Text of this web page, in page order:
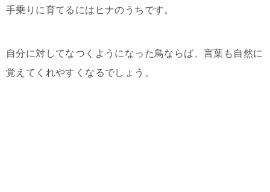
手乗りに育てるにはヒナのうちです。
自分に対してなつくようになった鳥ならば、言葉も自然に
覚えてくれやすくなるでしょう。